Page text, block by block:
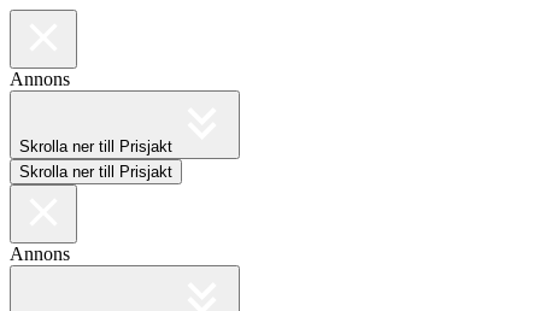
Annons
Skrolla ner till Prisjakt
Skrolla ner till Prisjakt
Annons